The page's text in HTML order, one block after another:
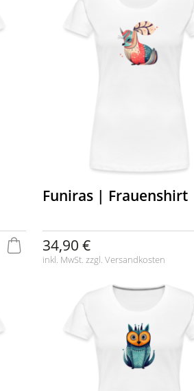
Funiras | Frauenshirt
34,90 €
inkl. MwSt. zzgl. Versandkosten